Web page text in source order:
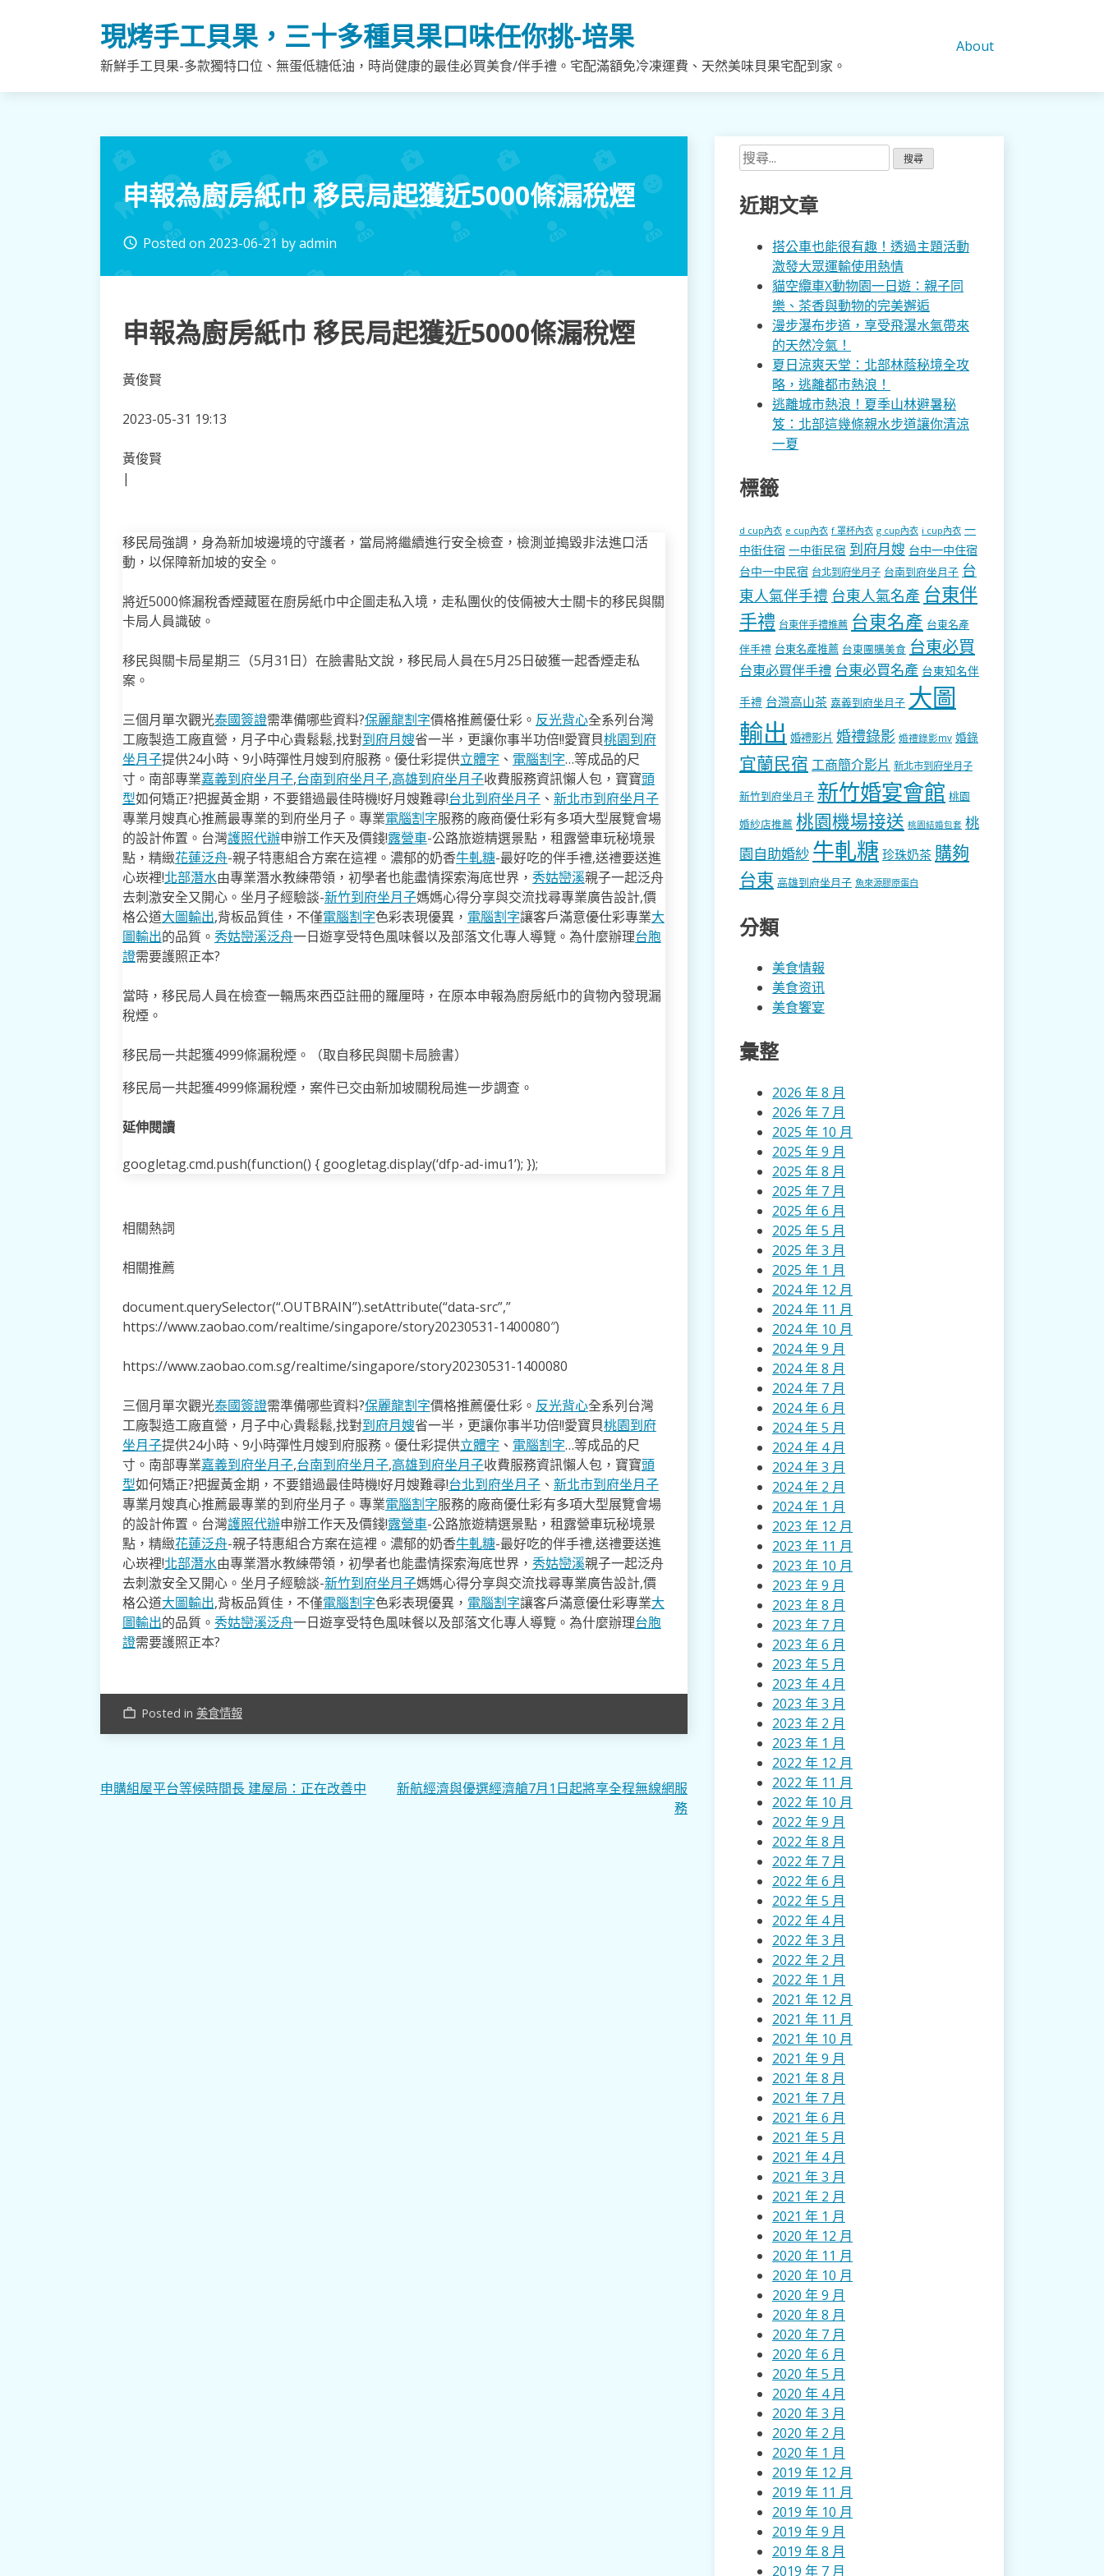
現烤手工貝果，三十多種貝果口味任你挑-培果
新鮮手工貝果-多款獨特口位、無蛋低糖低油，時尚健康的最佳必買美食/伴手禮。宅配滿額免冷凍運費、天然美味貝果宅配到家。
About
申報為廚房紙巾 移民局起獲近5000條漏稅煙
access_time Posted on 2023-06-21 byadmin
申報為廚房紙巾 移民局起獲近5000條漏稅煙
黃俊賢
2023-05-31 19:13
黃俊賢
|
移民局強調，身為新加坡邊境的守護者，當局將繼續進行安全檢查，檢測並搗毀非法進口活
動，以保障新加坡的安全。
將近5000條漏稅香煙藏匿在廚房紙巾中企圖走私入境，走私團伙的伎倆被大士關卡的移民與關
卡局人員識破。
移民與關卡局星期三（5月31日）在臉書貼文說，移民局人員在5月25日破獲一起香煙走私
案。
三個月單次觀光泰國簽證需準備哪些資料?保麗龍割字價格推薦優仕彩。 反光背心全系列台灣
工廠製造工廠直營，月子中心貴鬆鬆,找對到府月嫂省一半，更讓你事半功倍!!愛寶貝桃園到府
坐月子提供24小時、9小時彈性月嫂到府服務。優仕彩提供立體字 、 電腦割字…等成品的尺
寸。南部專業嘉義到府坐月子,台南到府坐月子,高雄到府坐月子收費服務資訊懶人包，寶寶頭
型如何矯正?把握黃金期，不要錯過最佳時機!好月嫂難尋!台北到府坐月子、 新北市到府坐月子
專業月嫂真心推薦最專業的到府坐月子。專業電腦割字服務的廠商優仕彩有多項大型展覽會場
的設計佈置。台灣護照代辦申辦工作天及價錢!露營車-公路旅遊精選景點，租露營車玩秘境景
點，精緻花蓮泛舟-親子特惠組合方案在這裡。濃郁的奶香牛軋糖-最好吃的伴手禮,送禮要送進
心崁裡!北部潛水由專業潛水教練帶領，初學者也能盡情探索海底世界， 秀姑巒溪親子一起泛舟
去​刺激安全又開心。坐月子經驗談-新竹到府坐月子媽媽心得分享與交流找尋專業廣告設計,價
格公道大圖輸出,背板品質佳，不僅電腦割字色彩表現優異， 電腦割字讓客戶滿意優仕彩專業大
圖輸出的品質。 秀姑巒溪泛舟一日遊享受特色風味餐以及部落文化專人導覽。為什麼辦理台胞
證需要護照正本?
當時，移民局人員在檢查一輛馬來西亞註冊的羅厘時，在原本申報為廚房紙巾的貨物內發現漏
稅煙。
移民局一共起獲4999條漏稅煙。（取自移民與關卡局臉書）
移民局一共起獲4999條漏稅煙，案件已交由新加坡關稅局進一步調查。
延伸閱讀
googletag.cmd.push(function() { googletag.display(‘dfp-ad-imu1’); });
相關熱詞
相關推薦
document.querySelector(“.OUTBRAIN”).setAttribute(“data-src”,”
https://www.zaobao.com/realtime/singapore/story20230531-1400080″)
https://www.zaobao.com.sg/realtime/singapore/story20230531-1400080
三個月單次觀光泰國簽證需準備哪些資料?保麗龍割字價格推薦優仕彩。 反光背心全系列台灣
工廠製造工廠直營，月子中心貴鬆鬆,找對到府月嫂省一半，更讓你事半功倍!!愛寶貝桃園到府
坐月子提供24小時、9小時彈性月嫂到府服務。優仕彩提供立體字 、 電腦割字…等成品的尺
寸。南部專業嘉義到府坐月子,台南到府坐月子,高雄到府坐月子收費服務資訊懶人包，寶寶頭
型如何矯正?把握黃金期，不要錯過最佳時機!好月嫂難尋!台北到府坐月子、 新北市到府坐月子
專業月嫂真心推薦最專業的到府坐月子。專業電腦割字服務的廠商優仕彩有多項大型展覽會場
的設計佈置。台灣護照代辦申辦工作天及價錢!露營車-公路旅遊精選景點，租露營車玩秘境景
點，精緻花蓮泛舟-親子特惠組合方案在這裡。濃郁的奶香牛軋糖-最好吃的伴手禮,送禮要送進
心崁裡!北部潛水由專業潛水教練帶領，初學者也能盡情探索海底世界， 秀姑巒溪親子一起泛舟
去​刺激安全又開心。坐月子經驗談-新竹到府坐月子媽媽心得分享與交流找尋專業廣告設計,價
格公道大圖輸出,背板品質佳，不僅電腦割字色彩表現優異， 電腦割字讓客戶滿意優仕彩專業大
圖輸出的品質。 秀姑巒溪泛舟一日遊享受特色風味餐以及部落文化專人導覽。為什麼辦理台胞
證需要護照正本?
work_outline Posted in 美食情報
文
申購組屋平台等候時間長 建屋局：正在改善中
新航經濟與優選經濟艙7月1日起將享全程無線網服
務
搜
尋
關
鍵
近期文章
搭公車也能很有趣！透過主題活動
激發大眾運輸使用熱情
貓空纜車X動物園一日遊：親子同
樂、茶香與動物的完美邂逅
漫步瀑布步道，享受飛瀑水氣帶來
的天然冷氣！
夏日涼爽天堂：北部林蔭秘境全攻
略，逃離都市熱浪！
逃離城市熱浪！夏季山林避暑秘
笈：北部這幾條親水步道讓你清涼
一夏
標籤
d cup內衣 e cup內衣 f 罩杯內衣 g cup內衣 i cup內衣 一
中街住宿 一中街民宿 到府月嫂 台中一中住宿
台中一中民宿 台北到府坐月子 台南到府坐月子 台
東人氣伴手禮 台東人氣名產 台東伴
手禮 台東伴手禮推薦 台東名產 台東名產
伴手禮 台東名產推薦 台東團購美食 台東必買
台東必買伴手禮 台東必買名產 台東知名伴
手禮 台灣高山茶 嘉義到府坐月子 大圖
輸出 婚禮影片 婚禮錄影 婚禮錄影mv 婚錄
宜蘭民宿 工商簡介影片 新北市到府坐月子
新竹到府坐月子 新竹婚宴會館 桃園
婚紗店推薦 桃園機場接送 桃園結婚包套 桃
園自助婚紗 牛軋糖 珍珠奶茶 購夠
台東 高雄到府坐月子 魚來源膠原蛋白
分類
美食情報
美食资讯
美食饗宴
彙整
2026 年 8 月
2026 年 7 月
2025 年 10 月
2025 年 9 月
2025 年 8 月
2025 年 7 月
2025 年 6 月
2025 年 5 月
2025 年 3 月
2025 年 1 月
2024 年 12 月
2024 年 11 月
2024 年 10 月
2024 年 9 月
2024 年 8 月
2024 年 7 月
2024 年 6 月
2024 年 5 月
2024 年 4 月
2024 年 3 月
2024 年 2 月
2024 年 1 月
2023 年 12 月
2023 年 11 月
2023 年 10 月
2023 年 9 月
2023 年 8 月
2023 年 7 月
2023 年 6 月
2023 年 5 月
2023 年 4 月
2023 年 3 月
2023 年 2 月
2023 年 1 月
2022 年 12 月
2022 年 11 月
2022 年 10 月
2022 年 9 月
2022 年 8 月
2022 年 7 月
2022 年 6 月
2022 年 5 月
2022 年 4 月
2022 年 3 月
2022 年 2 月
2022 年 1 月
2021 年 12 月
2021 年 11 月
2021 年 10 月
2021 年 9 月
2021 年 8 月
2021 年 7 月
2021 年 6 月
2021 年 5 月
2021 年 4 月
2021 年 3 月
2021 年 2 月
2021 年 1 月
2020 年 12 月
2020 年 11 月
2020 年 10 月
2020 年 9 月
2020 年 8 月
2020 年 7 月
2020 年 6 月
2020 年 5 月
2020 年 4 月
2020 年 3 月
2020 年 2 月
2020 年 1 月
2019 年 12 月
2019 年 11 月
2019 年 10 月
2019 年 9 月
2019 年 8 月
2019 年 7 月